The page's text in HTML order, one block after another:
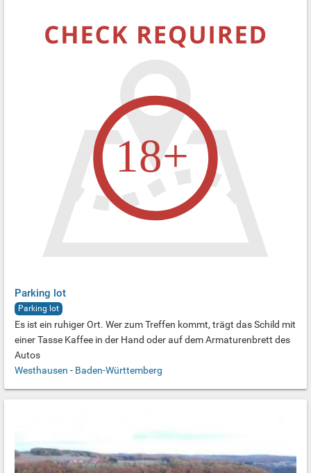
Parking lot
Parking lot
Es ist ein ruhiger Ort. Wer zum Treffen kommt, trägt das Schild mit
einer Tasse Kaffee in der Hand oder auf dem Armaturenbrett des
Autos
Westhausen - Baden-Württemberg